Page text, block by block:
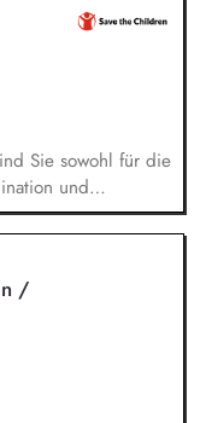
Sie sowohl für die
und
Akquise von
zum sensiblen
Kitas, Schulen,
Konzeption
in
/